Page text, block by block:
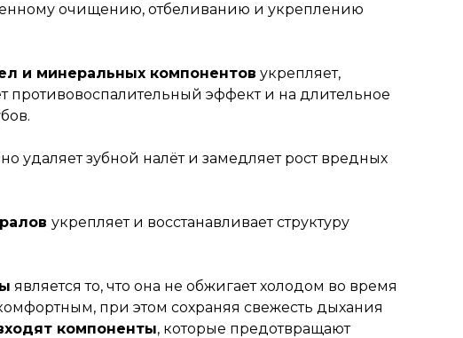
очищению, отбеливанию и укреплению
и минеральных компонентов укрепляет,
противовоспалительный эффект и на длительное
удаляет зубной налёт и замедляет рост вредных
укрепляет и восстанавливает структуру
является то, что она не обжигает холодом во время
при этом сохраняя свежесть дыхания
компоненты, которые предотвращают